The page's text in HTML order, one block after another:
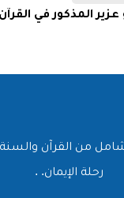
المذكور في القرآن
من القرآن والسنة
رحلة الإيمان. .